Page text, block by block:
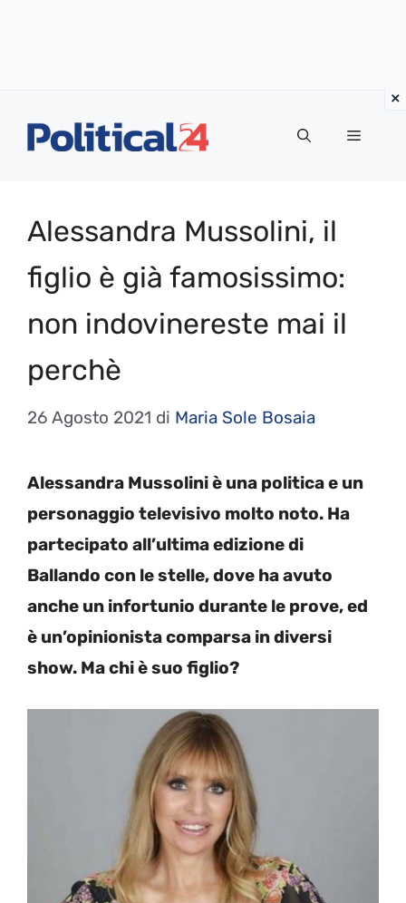
Menu
Alessandra Mussolini, il
figlio è già famosissimo:
non indovinereste mai il
perchè
26 Agosto 2021 di Maria Sole Bosaia
Alessandra Mussolini è una politica e un
personaggio televisivo molto noto. Ha
partecipato all’ultima edizione di
Ballando con le stelle, dove ha avuto
anche un infortunio durante le prove, ed
è un’opinionista comparsa in diversi
show. Ma chi è suo figlio?